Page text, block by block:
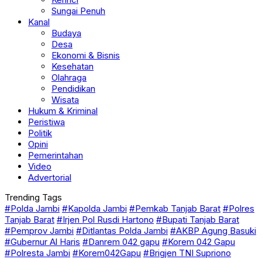
Sungai Penuh
Kanal
Budaya
Desa
Ekonomi & Bisnis
Kesehatan
Olahraga
Pendidikan
Wisata
Hukum & Kriminal
Peristiwa
Politik
Opini
Pemerintahan
Video
Advertorial
Trending Tags
#Polda Jambi #Kapolda Jambi #Pemkab Tanjab Barat #Polres
Tanjab Barat #Irjen Pol Rusdi Hartono #Bupati Tanjab Barat
#Pemprov Jambi #Ditlantas Polda Jambi #AKBP Agung Basuki
#Gubernur Al Haris #Danrem 042 gapu #Korem 042 Gapu
#Polresta Jambi #Korem042Gapu #Brigjen TNI Supriono